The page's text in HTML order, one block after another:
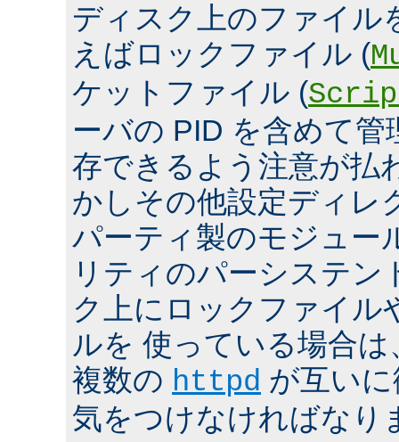
ディスク上のファイル
えばロックファイル (
ケットファイル (
ーバの PID を含めて
存できるよう注意が払
かしその他設定ディレ
パーティ製のモジュー
リティのパーシステン
ク上にロックファイル
ルを 使っている場合
複数の httpd が互い
気をつけなければなり